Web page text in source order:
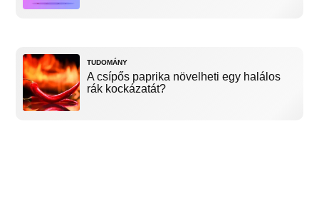
TUDOMÁNY
A csípős paprika növelheti egy halálos
rák kockázatát?